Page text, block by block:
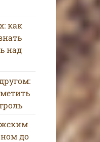
как
над
до